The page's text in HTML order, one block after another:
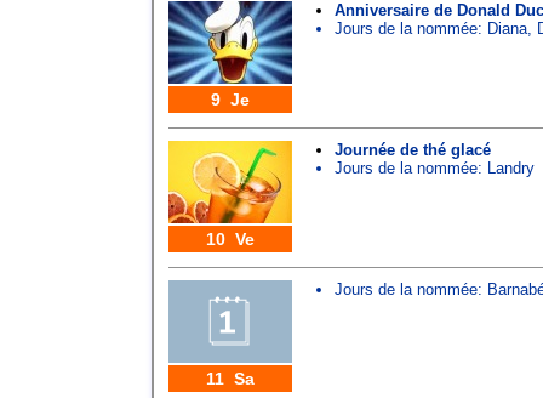
9 Je
Anniversaire de Donald
Jours de la nommée: Diana,
10 Ve
Journée de thé glacé
Jours de la nommée: Landry
11 Sa
Jours de la nommée: